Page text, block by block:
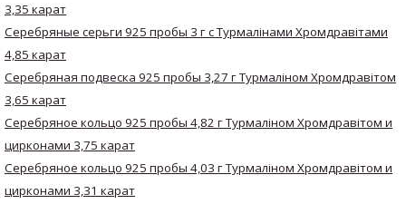
3,35 карат
Серебряные серьги 925 пробы 3 г с Турмалінами Хромдравітами
4,85 карат
Серебряная подвеска 925 пробы 3,27 г Турмаліном Хромдравітом
3,65 карат
Серебряное кольцо 925 пробы 4,82 г Турмаліном Хромдравітом и
цирконами 3,75 карат
Серебряное кольцо 925 пробы 4,03 г Турмаліном Хромдравітом и
цирконами 3,31 карат